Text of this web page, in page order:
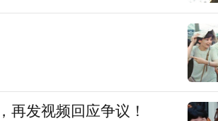
再发视频回应争议！